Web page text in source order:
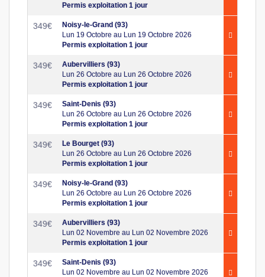
Permis exploitation 1 jour
349€
Noisy-le-Grand (93)
Lun 19 Octobre au Lun 19 Octobre 2026
Permis exploitation 1 jour
349€
Aubervilliers (93)
Lun 26 Octobre au Lun 26 Octobre 2026
Permis exploitation 1 jour
349€
Saint-Denis (93)
Lun 26 Octobre au Lun 26 Octobre 2026
Permis exploitation 1 jour
349€
Le Bourget (93)
Lun 26 Octobre au Lun 26 Octobre 2026
Permis exploitation 1 jour
349€
Noisy-le-Grand (93)
Lun 26 Octobre au Lun 26 Octobre 2026
Permis exploitation 1 jour
349€
Aubervilliers (93)
Lun 02 Novembre au Lun 02 Novembre 2026
Permis exploitation 1 jour
349€
Saint-Denis (93)
Lun 02 Novembre au Lun 02 Novembre 2026